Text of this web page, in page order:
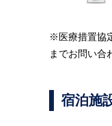
※医療措置協
までお問い合
宿泊施